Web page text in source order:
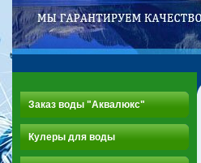
Заказ воды "Аквалюкс"
Кулеры для воды